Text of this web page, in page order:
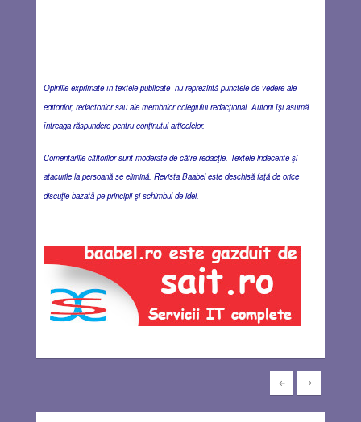
Opiniile exprimate în textele publicate nu reprezintă punctele de vedere ale
editorilor, redactorilor sau ale membrilor colegiului redacţional. Autorii îşi asumă
întreaga răspundere pentru conţinutul articolelor.
Comentariile cititorilor sunt moderate de către redacţie. Textele indecente şi
atacurile la persoană se elimină. Revista Baabel este deschisă faţă de orice
discuţie bazată pe principii şi schimbul de idei.